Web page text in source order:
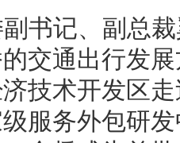
书记、副总
交通出行发
技术开发区
服务外包研